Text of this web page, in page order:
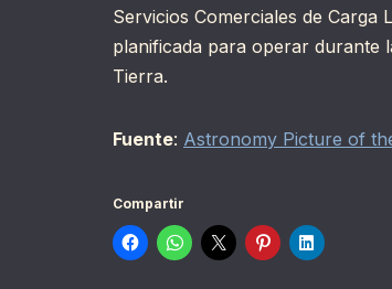
Servicios Comerciales de Carga
planificada para operar durante
Tierra.
Fuente: Astronomy Picture of
Compartir